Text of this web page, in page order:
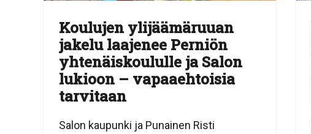
Koulujen ylijäämäruuan
jakelu laajenee Perniön
yhtenäiskoululle ja Salon
lukioon – vapaaehtoisia
tarvitaan
Salon kaupunki ja Punainen Risti